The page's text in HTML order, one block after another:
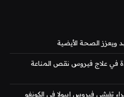
ويعزز الصحة الأيضية
في علاج فيروس نقص المناعة